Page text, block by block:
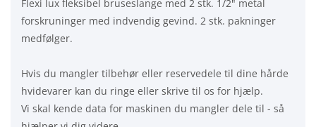
Flexi lux fleksibel bruseslange med 2 stk. 1/2" metal
forskruninger med indvendig gevind. 2 stk. pakninger
medfølger.
Hvis du mangler tilbehør eller reservedele til dine hårde
hvidevarer kan du ringe eller skrive til os for hjælp.
Vi skal kende data for maskinen du mangler dele til - så